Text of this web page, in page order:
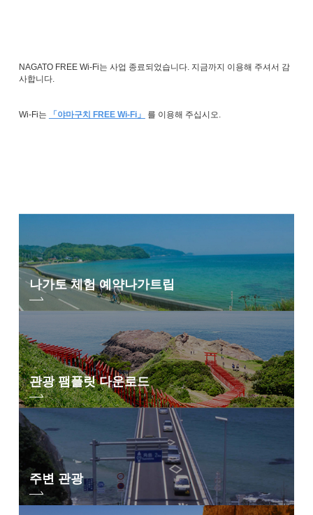
NAGATO FREE Wi-Fi는 사업 종료되었습니다. 지금까지 이용해 주셔서 감
사합니다.
Wi-Fi는 「야마구치 FREE Wi-Fi」 를 이용해 주십시오.
나가토 체험 예약나가트립
관광 팸플릿 다운로드
주변 관광